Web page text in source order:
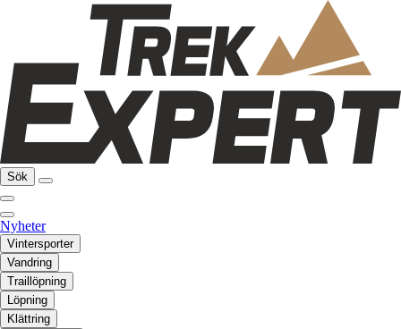
Sök
Nyheter
Vintersporter
Vandring
Traillöpning
Löpning
Klättring